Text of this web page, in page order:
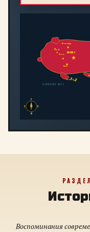
МОСКВА
Ленинград
Киев
Минск
ТбилисиБаку
Рига
С
Ю
З
В
БАЛТИЙСКОЕ МОРЕ
Воспоминания